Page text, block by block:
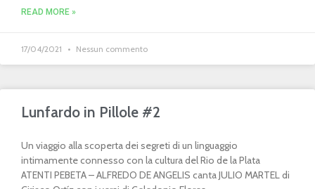
READ MORE »
17/04/2021 Nessun commento
Lunfardo in Pillole #2
Un viaggio alla scoperta dei segreti di un linguaggio
intimamente connesso con la cultura del Rio de la Plata
ATENTI PEBETA – ALFREDO DE ANGELIS canta JULIO MARTEL di